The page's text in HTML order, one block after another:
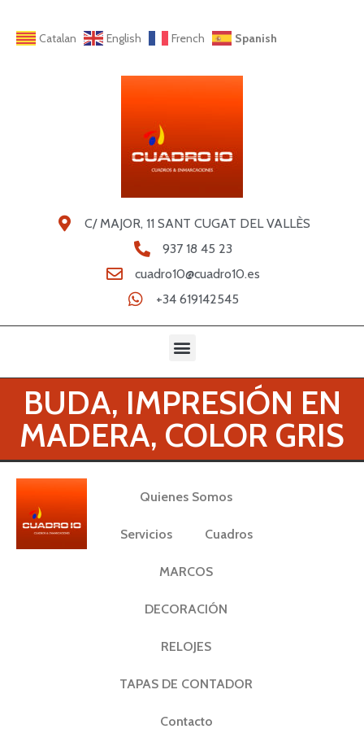
Catalan English French Spanish
C/ MAJOR, 11 SANT CUGAT DEL VALLÈS
937 18 45 23
cuadro10@cuadro10.es
+34 619142545
BUDA, IMPRESIÓN EN
MADERA, COLOR GRIS
Quienes Somos
Servicios Cuadros
MARCOS
DECORACIÓN
RELOJES
TAPAS DE CONTADOR
Contacto